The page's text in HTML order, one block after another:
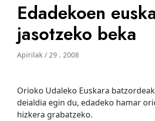
Edadekoen
jasotzeko beka
Apirilak / 29 . 2008
Orioko Udaleko Euskara
deialdia egin du, edadeko hamar
hizkera grabatzeko.